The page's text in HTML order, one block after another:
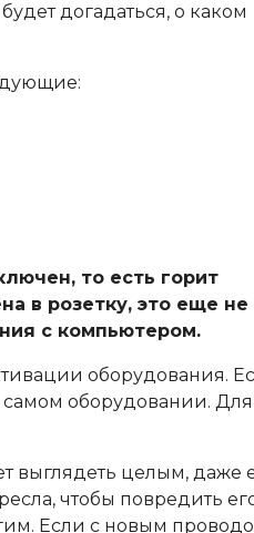
догадаться, о каком
то есть горит
в розетку, это еще не
с компьютером.
оборудования.
самом оборудовании. Для
выглядеть целым, даже
чтобы повредить
Если с новым